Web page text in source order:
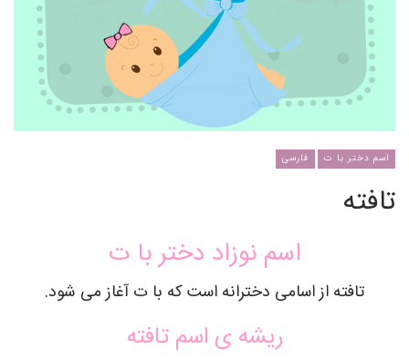
اسم دختر با ت فارسی
تافته
اسم نوزاد دختر با ت
تافته از اسامی دخترانه است که با ت آغاز می شود.
ریشه ی اسم تافته